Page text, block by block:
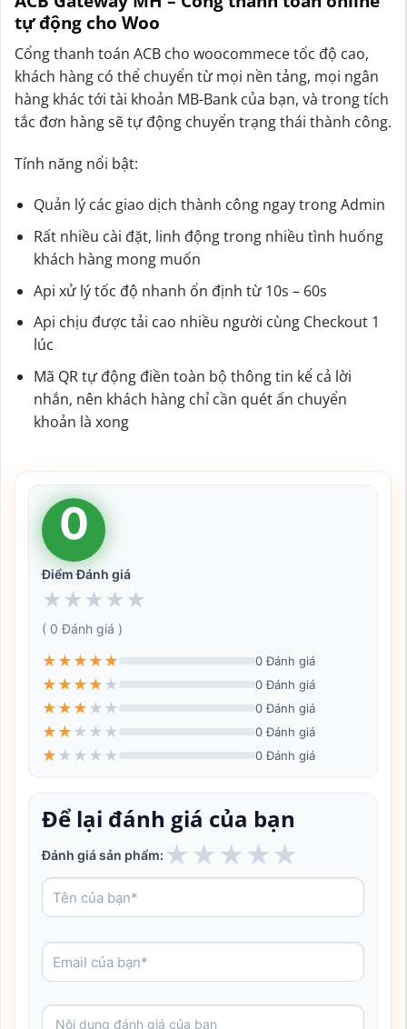
tự động cho Woo
Cổng thanh toán ACB cho woocommece tốc độ cao,
khách hàng có thể chuyển từ mọi nền tảng, mọi ngân
hàng khác tới tài khoản MB-Bank của bạn, và trong tích
tắc đơn hàng sẽ tự động chuyển trạng thái thành công.
Tính năng nổi bật:
Quản lý các giao dịch thành công ngay trong Admin
Rất nhiều cài đặt, linh động trong nhiều tình huống
khách hàng mong muốn
Api xử lý tốc độ nhanh ổn định từ 10s – 60s
Api chịu được tải cao nhiều người cùng Checkout 1
lúc
Mã QR tự động điền toàn bộ thông tin kể cả lời
nhắn, nên khách hàng chỉ cần quét ấn chuyển
khoản là xong
0
Điểm Đánh giá
★ ★ ★ ★ ★
( 0 Đánh giá )
★ ★ ★ ★ ★ 0 Đánh giá
★ ★ ★ ★ ★ 0 Đánh giá
★ ★ ★ ★ ★ 0 Đánh giá
★ ★ ★ ★ ★ 0 Đánh giá
★ ★ ★ ★ ★ 0 Đánh giá
Để lại đánh giá của bạn
Đánh giá sản phẩm: ★ ★ ★ ★★